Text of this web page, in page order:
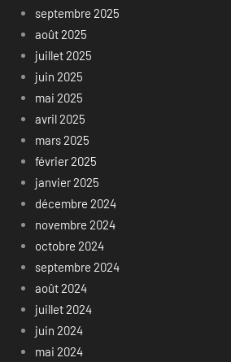
septembre 2025
août 2025
juillet 2025
juin 2025
mai 2025
avril 2025
mars 2025
février 2025
janvier 2025
décembre 2024
novembre 2024
octobre 2024
septembre 2024
août 2024
juillet 2024
juin 2024
mai 2024